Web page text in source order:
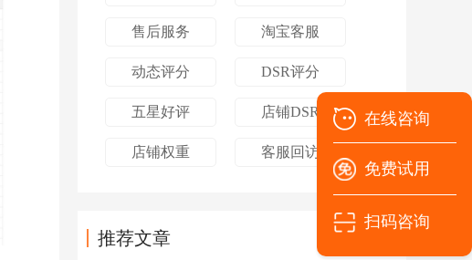
在线咨询
免费试用
扫码咨询
售后服务 淘宝客服
动态评分 DSR评分
五星好评 店铺DSR
店铺权重 客服回访
推荐文章